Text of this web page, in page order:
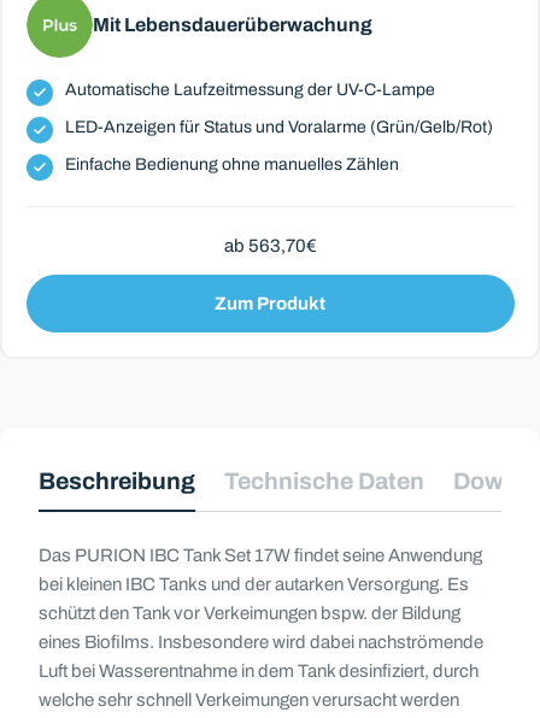
Mit Lebensdauerüberwachung
Automatische Laufzeitmessung der UV-C-Lampe
LED-Anzeigen für Status und Voralarme (Grün/Gelb/Rot)
Einfache Bedienung ohne manuelles Zählen
ab 563,70€
Zum Produkt
Beschreibung Technische Daten
Das PURION IBC Tank Set 17W findet seine Anwendung
bei kleinen IBC Tanks und der autarken Versorgung. Es
schützt den Tank vor Verkeimungen bspw. der Bildung
eines Biofilms. Insbesondere wird dabei nachströmende
Luft bei Wasserentnahme in dem Tank desinfiziert, durch
welche sehr schnell Verkeimungen verursacht werden